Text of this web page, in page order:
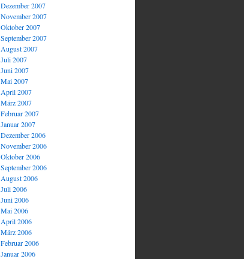
Dezember 2007
November 2007
Oktober 2007
September 2007
August 2007
Juli 2007
Juni 2007
Mai 2007
April 2007
März 2007
Februar 2007
Januar 2007
Dezember 2006
November 2006
Oktober 2006
September 2006
August 2006
Juli 2006
Juni 2006
Mai 2006
April 2006
März 2006
Februar 2006
Januar 2006